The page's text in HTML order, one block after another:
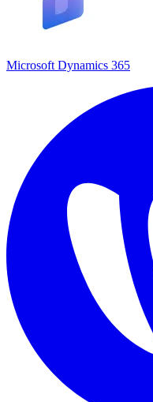
Microsoft Dynamics 365